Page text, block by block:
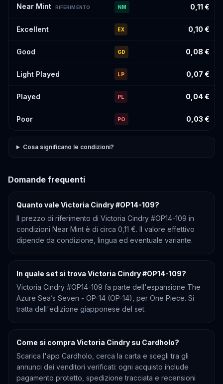
Near Mint RIFERIMENTO NM 0,11 €
Excellent EX 0,10 €
Good GD 0,08 €
Light Played LP 0,07 €
Played PL 0,04 €
Poor PO 0,03 €
Cosa significano le condizioni?
Domande frequenti
Quanto vale Victoria Cindry #OP14-109?
Il prezzo di riferimento di Victoria Cindry #OP14-109 in
condizioni Near Mint è di circa 0,11 €. Il valore effettivo
dipende da condizione, lingua ed eventuale variante.
In quale set si trova Victoria Cindry #OP14-109?
Victoria Cindry #OP14-109 fa parte dell'espansione The
Azure Sea’s Seven - OP-14 (OP-14), per One Piece. Si
tratta dell'edizione giapponese del set.
Come si compra Victoria Cindry su Cardholo?
Scarica l'app Cardholo, cerca la carta e scegli tra gli
annunci dei venditori verificati: ogni acquisto include
pagamento protetto, spedizione tracciata e recensioni